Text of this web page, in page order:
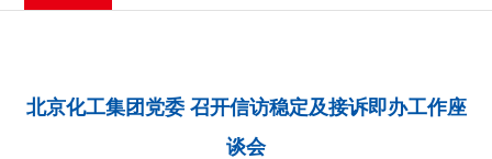
北京化工集团党委 召开信访稳定及接诉即办工作座
谈会